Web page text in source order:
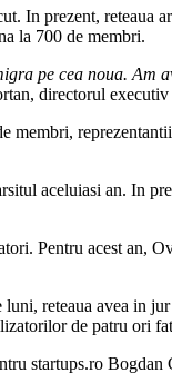
In prezent, reteaua
la 700 de membri.
pe cea noua. Am
directorul
aceluiasi an. In
Pentru acest an,
reteaua avea in
de patru ori
startups.ro Bogdan